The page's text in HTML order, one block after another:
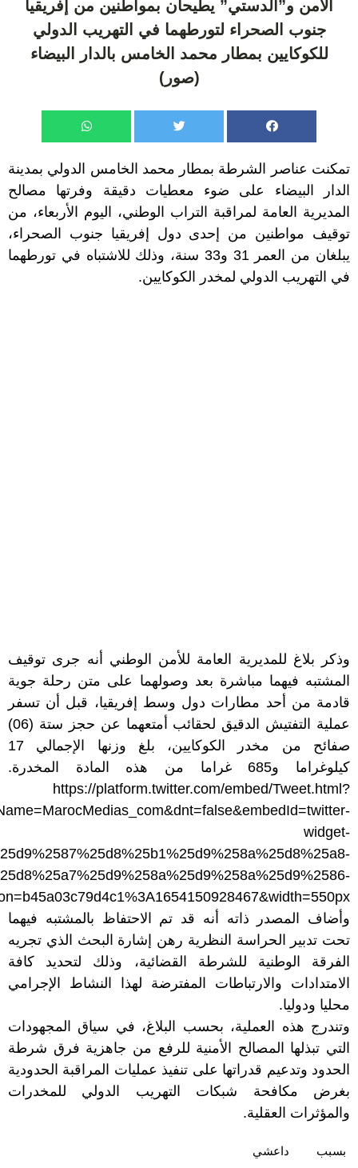
الأمن و”الدستي” يطيحان بمواطنين من إفريقيا
جنوب الصحراء لتورطهما في التهريب الدولي
للكوكايين بمطار محمد الخامس بالدار البيضاء
(صور)
تمكنت عناصر الشرطة بمطار محمد الخامس الدولي بمدينة
الدار البيضاء على ضوء معطيات دقيقة وفرتها مصالح
المديرية العامة لمراقبة التراب الوطني، اليوم الأربعاء، من
توقيف مواطنين من إحدى دول إفريقيا جنوب الصحراء،
يبلغان من العمر 31 و33 سنة، وذلك للاشتباه في تورطهما
في التهريب الدولي لمخدر الكوكايين.
وذكر بلاغ للمديرية العامة للأمن الوطني أنه جرى توقيف
المشتبه فيهما مباشرة بعد وصولهما على متن رحلة جوية
قادمة من أحد مطارات دول وسط إفريقيا، قبل أن تسفر
عملية التفتيش الدقيق لحقائب أمتعهما عن حجز ستة (06)
صفائح من مخدر الكوكايين، بلغ وزنها الإجمالي 17
كيلوغراما و685 غراما من هذه المادة المخدرة.
https://platform.twitter.com/embed/Tweet.html?
widget-
وأضاف المصدر ذاته أنه قد تم الاحتفاظ بالمشتبه فيهما
تحت تدبير الحراسة النظرية رهن إشارة البحث الذي تجريه
الفرقة الوطنية للشرطة القضائية، وذلك لتحديد كافة
الامتدادات والارتباطات المفترضة لهذا النشاط الإجرامي
محليا ودوليا.
وتندرج هذه العملية، بحسب البلاغ، في سياق المجهودات
التي تبذلها المصالح الأمنية للرفع من جاهزية فرق شرطة
الحدود وتدعيم قدراتها على تنفيذ عمليات المراقبة الحدودية
بغرض مكافحة شبكات التهريب الدولي للمخدرات
والمؤثرات العقلية.
بسبب داعشي